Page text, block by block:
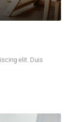
elit. Duis